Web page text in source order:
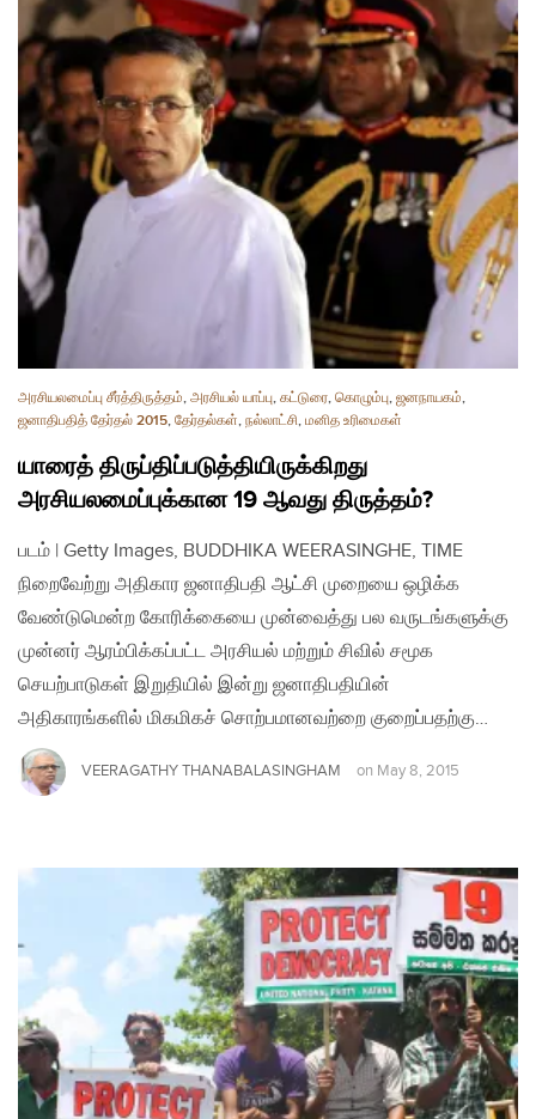
அரசியலமைப்பு சீர்த்திருத்தம், அரசியல் யாப்பு, கட்டுரை, கொழும்பு, ஜனநாயகம்,
ஜனாதிபதித் தேர்தல் 2015, தேர்தல்கள், நல்லாட்சி, மனித உரிமைகள்
யாரைத் திருப்திப்படுத்தியிருக்கிறது
அரசியலமைப்புக்கான 19 ஆவது திருத்தம்?
படம் | Getty Images, BUDDHIKA WEERASINGHE, TIME
நிறைவேற்று அதிகார ஜனாதிபதி ஆட்சி முறையை ஒழிக்க
வேண்டுமென்ற கோரிக்கையை முன்வைத்து பல வருடங்களுக்கு
முன்னர் ஆரம்பிக்கப்பட்ட அரசியல் மற்றும் சிவில் சமூக
செயற்பாடுகள் இறுதியில் இன்று ஜனாதிபதியின்
அதிகாரங்களில் மிகமிகச் சொற்பமானவற்றை குறைப்பதற்கு…
VEERAGATHY THANABALASINGHAM on May 8, 2015